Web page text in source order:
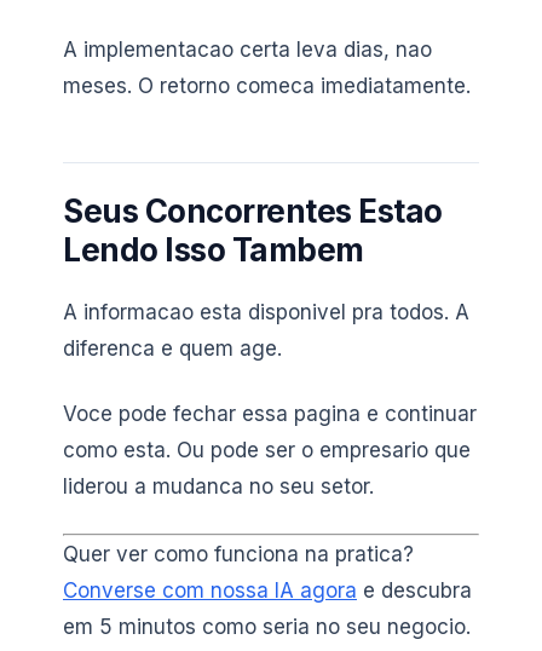
A implementacao certa leva dias, nao
meses. O retorno comeca imediatamente.
Seus Concorrentes Estao
Lendo Isso Tambem
A informacao esta disponivel pra todos. A
diferenca e quem age.
Voce pode fechar essa pagina e continuar
como esta. Ou pode ser o empresario que
liderou a mudanca no seu setor.
Quer ver como funciona na pratica?
Converse com nossa IA agora e descubra
em 5 minutos como seria no seu negocio.